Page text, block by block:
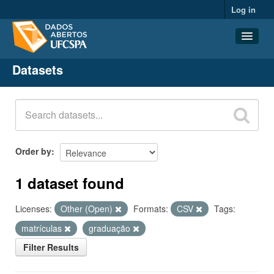
Log in
Datasets
Organizations
Groups
About
Datasets
Order by
1 dataset found
Licenses: Other (Open) Formats: CSV
Tags:
matrículas
graduação
Filter Results